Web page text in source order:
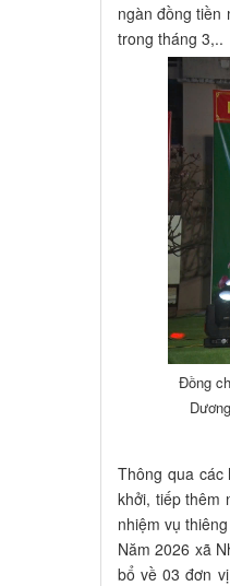
ngàn đồng tiền
trong tháng 3,..
Đồng
Thông qua các
khởi, tiếp thêm
nhiệm vụ
Năm 2026 xã
bổ về 03 đơn